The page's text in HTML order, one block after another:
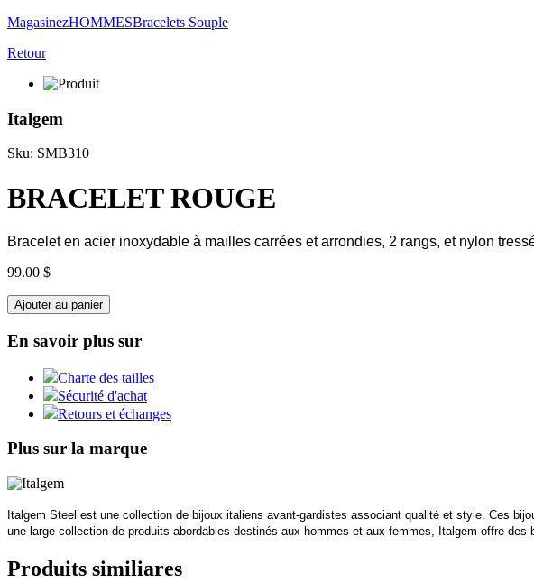
MagasinezHOMMESBracelets Souple
Retour
Italgem
Sku: SMB310
BRACELET ROUGE
Bracelet en acier inoxydable à mailles carrées et arrondies, 2 rangs, et nylon
99.00 $
Ajouter au panier
En savoir plus sur
Charte des tailles
Sécurité d'achat
Retours et échanges
Plus sur la marque
Italgem Steel est une collection de bijoux italiens avant-gardistes associant qualité et style. Ces
une large collection de produits abordables destinés aux hommes et aux femmes, Italgem offre des
Produits similiares